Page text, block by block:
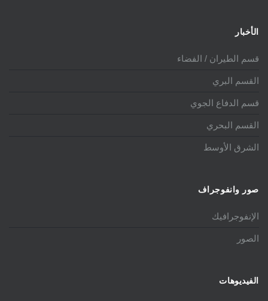
الأخبار
قسم الطيران / الفضاء
القسم البري
قسم الدفاع الجوي
القسم البحري
الشرق الأوسط
صور وانفوجراف
الإنفوجرافيك
الصور
الفيديوهات